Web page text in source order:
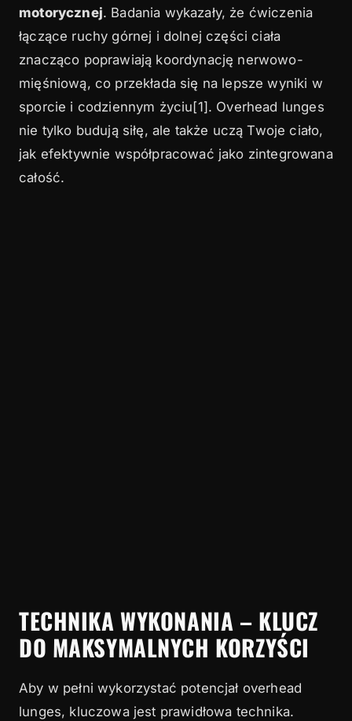
motorycznej. Badania wykazały, że ćwiczenia
łączące ruchy górnej i dolnej części ciała
znacząco poprawiają koordynację nerwowo-
mięśniową, co przekłada się na lepsze wyniki w
sporcie i codziennym życiu[1]. Overhead lunges
nie tylko budują siłę, ale także uczą Twoje ciało,
jak efektywnie współpracować jako zintegrowana
całość.
TECHNIKA WYKONANIA – KLUCZ
DO MAKSYMALNYCH KORZYŚCI
Aby w pełni wykorzystać potencjał overhead
lunges, kluczowa jest prawidłowa technika.